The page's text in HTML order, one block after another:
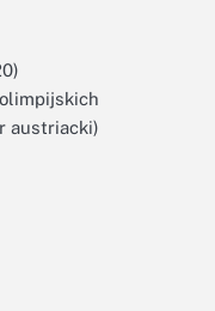
austriacki)